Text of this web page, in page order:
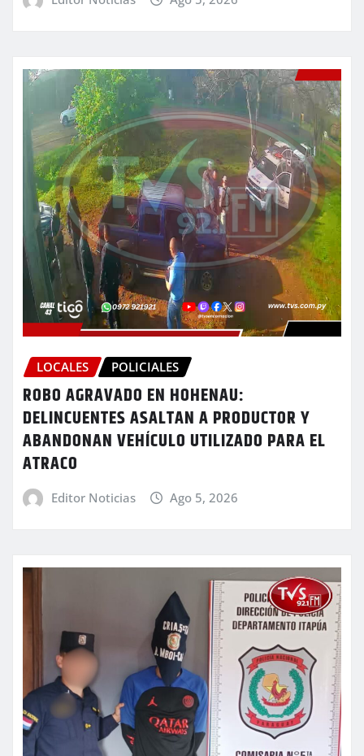
LOCALES POLICIALES
ROBO AGRAVADO EN HOHENAU:
DELINCUENTES ASALTAN A PRODUCTOR Y
ABANDONAN VEHÍCULO UTILIZADO PARA EL
ATRACO
Editor Noticias Ago 5, 2026